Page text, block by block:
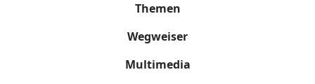
Themen
Wegweiser
Multimedia